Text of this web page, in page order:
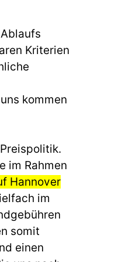
Kriterien
kommen
im Rahmen
Hannover
im
somit
einen